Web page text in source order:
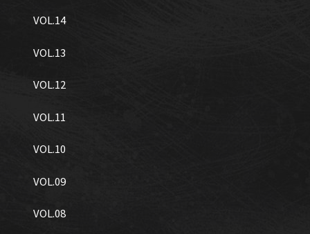
VOL.14
VOL.13
VOL.12
VOL.11
VOL.10
VOL.09
VOL.08